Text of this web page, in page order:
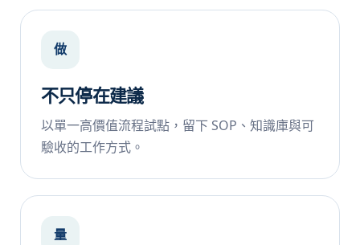
做
不只停在建議
以單一高價值流程試點，留下 SOP、知識庫與可
驗收的工作方式。
量